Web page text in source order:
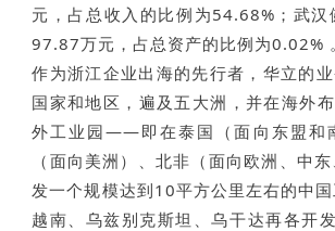
元，占总收入的比例为54.68%；武汉
97.87万元，占总资产的比例为0.02%
作为浙江企业出海的先行者，华立的
国家和地区，遍及五大洲，并在海外
外工业园——即在泰国（面向东盟和
（面向美洲）、北非（面向欧洲、中
发一个规模达到10平方公里左右的中
越南、乌兹别克斯坦、乌干达再各开